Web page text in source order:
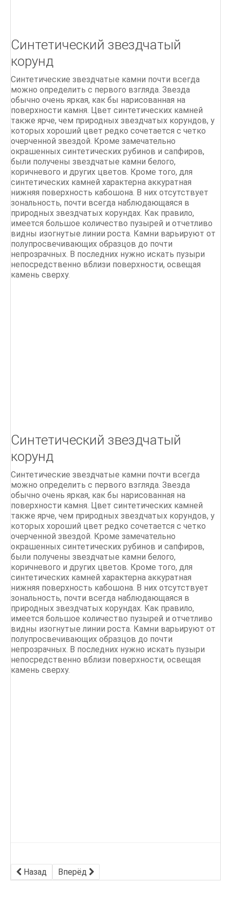
Классические цепи
Синтетический звездчатый
корунд
Синтетические звездчатые камни почти всегда
можно определить с первого взгляда. Звезда
обычно очень яркая, как бы нарисованная на
поверхности камня. Цвет синтетических камней
также ярче, чем природных звездчатых корундов, у
которых хороший цвет редко сочетается с четко
очерченной звездой. Кроме замечательно
окрашенных синтетических рубинов и сапфиров,
были получены звездчатые камни белого,
коричневого и других цветов. Кроме того, для
синтетических камней характерна аккуратная
нижняя поверхность кабошона. В них отсутствует
зональность, почти всегда наблюдающаяся в
природных звездчатых корундах. Как правило,
имеется большое количество пузырей и отчетливо
видны изогнутые линии роста. Камни варьируют от
полупросвечивающих образцов до почти
непрозрачных. В последних нужно искать пузыри
непосредственно вблизи поверхности, освещая
камень сверху.
Синтетический звездчатый
корунд
Синтетические звездчатые камни почти всегда
можно определить с первого взгляда. Звезда
обычно очень яркая, как бы нарисованная на
поверхности камня. Цвет синтетических камней
также ярче, чем природных звездчатых корундов, у
которых хороший цвет редко сочетается с четко
очерченной звездой. Кроме замечательно
окрашенных синтетических рубинов и сапфиров,
были получены звездчатые камни белого,
коричневого и других цветов. Кроме того, для
синтетических камней характерна аккуратная
нижняя поверхность кабошона. В них отсутствует
зональность, почти всегда наблюдающаяся в
природных звездчатых корундах. Как правило,
имеется большое количество пузырей и отчетливо
видны изогнутые линии роста. Камни варьируют от
полупросвечивающих образцов до почти
непрозрачных. В последних нужно искать пузыри
непосредственно вблизи поверхности, освещая
камень сверху.
Назад Вперёд